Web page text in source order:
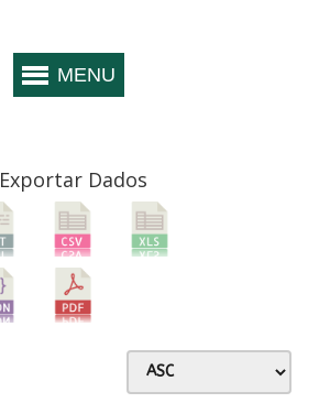
Exportar Dados